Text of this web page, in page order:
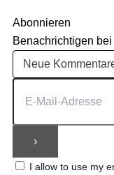
Abonnieren
Benachrichtigen bei
I allow to use my